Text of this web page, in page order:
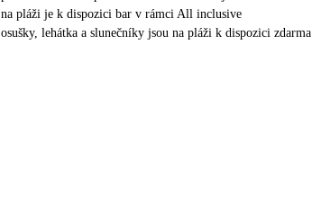
na pláži je k dispozici bar v rámci All inclusive
osušky, lehátka a slunečníky jsou na pláži k dispozici zdarma